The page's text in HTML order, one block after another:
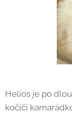
Helios je po
kočičí